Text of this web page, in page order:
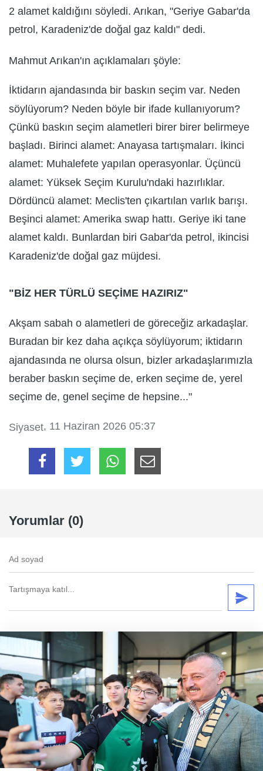
2 alamet kaldığını söyledi. Arıkan, "Geriye Gabar'da
petrol, Karadeniz'de doğal gaz kaldı" dedi.
Mahmut Arıkan'ın açıklamaları şöyle:
İktidarın ajandasında bir baskın seçim var. Neden
söylüyorum? Neden böyle bir ifade kullanıyorum?
Çünkü baskın seçim alametleri birer birer belirmeye
başladı. Birinci alamet: Anayasa tartışmaları. İkinci
alamet: Muhalefete yapılan operasyonlar. Üçüncü
alamet: Yüksek Seçim Kurulu'ndaki hazırlıklar.
Dördüncü alamet: Meclis'ten çıkartılan varlık barışı.
Beşinci alamet: Amerika swap hattı. Geriye iki tane
alamet kaldı. Bunlardan biri Gabar'da petrol, ikincisi
Karadeniz'de doğal gaz müjdesi.
"BİZ HER TÜRLÜ SEÇİME HAZIRIZ"
Akşam sabah o alametleri de göreceğiz arkadaşlar.
Buradan bir kez daha açıkça söylüyorum; iktidarın
ajandasında ne olursa olsun, bizler arkadaşlarımızla
beraber baskın seçime de, erken seçime de, yerel
seçime de, genel seçime de hepsine..."
Siyaset, 11 Haziran 2026 05:37
Yorumlar (0)